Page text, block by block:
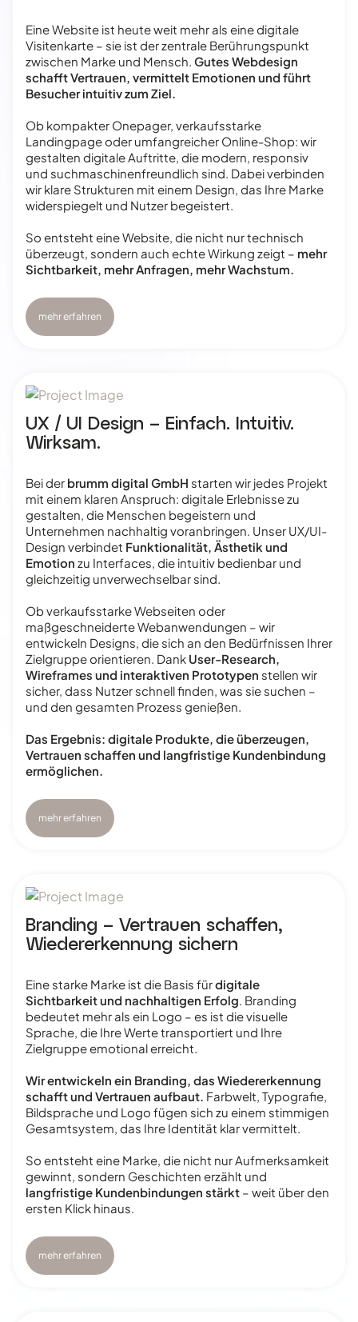
Eine Website ist heute weit mehr als eine digitale
Visitenkarte – sie ist der zentrale Berührungspunkt
zwischen Marke und Mensch. Gutes Webdesign
schafft Vertrauen, vermittelt Emotionen und führt
Besucher intuitiv zum Ziel.
Ob kompakter Onepager, verkaufsstarke
Landingpage oder umfangreicher Online-Shop: wir
gestalten digitale Auftritte, die modern, responsiv
und suchmaschinenfreundlich sind. Dabei verbinden
wir klare Strukturen mit einem Design, das Ihre Marke
widerspiegelt und Nutzer begeistert.
So entsteht eine Website, die nicht nur technisch
überzeugt, sondern auch echte Wirkung zeigt – mehr
Sichtbarkeit, mehr Anfragen, mehr Wachstum.
mehr erfahren
UX / UI Design – Einfach. Intuitiv.
Wirksam.
Bei der brumm digital GmbH starten wir jedes Projekt
mit einem klaren Anspruch: digitale Erlebnisse zu
gestalten, die Menschen begeistern und
Unternehmen nachhaltig voranbringen. Unser UX/UI-
Design verbindet Funktionalität, Ästhetik und
Emotion zu Interfaces, die intuitiv bedienbar und
gleichzeitig unverwechselbar sind.
Ob verkaufsstarke Webseiten oder
maßgeschneiderte Webanwendungen – wir
entwickeln Designs, die sich an den Bedürfnissen Ihrer
Zielgruppe orientieren. Dank User-Research,
Wireframes und interaktiven Prototypen stellen wir
sicher, dass Nutzer schnell finden, was sie suchen –
und den gesamten Prozess genießen.
Das Ergebnis: digitale Produkte, die überzeugen,
Vertrauen schaffen und langfristige Kundenbindung
ermöglichen.
mehr erfahren
Branding – Vertrauen schaffen,
Wiedererkennung sichern
Eine starke Marke ist die Basis fürdigitale
Sichtbarkeit und nachhaltigen Erfolg. Branding
bedeutet mehr als ein Logo – es ist die visuelle
Sprache, die Ihre Werte transportiert und Ihre
Zielgruppe emotional erreicht.
Wir entwickeln ein Branding, das Wiedererkennung
schafft und Vertrauen aufbaut. Farbwelt, Typografie,
Bildsprache und Logo fügen sich zu einem stimmigen
Gesamtsystem, das Ihre Identität klar vermittelt.
So entsteht eine Marke, die nicht nur Aufmerksamkeit
gewinnt, sondern Geschichten erzählt und
langfristige Kundenbindungen stärkt – weit über den
ersten Klick hinaus.
mehr erfahren